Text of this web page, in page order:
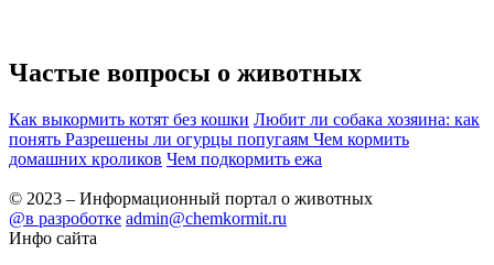
Частые вопросы о животных
Как выкормить котят без кошки Любит ли собака хозяина: как
понять Разрешены ли огурцы попугаям Чем кормить
домашних кроликов Чем подкормить ежа
© 2023 – Информационный портал о животных
@в разроботке admin@chemkormit.ru
Инфо сайта